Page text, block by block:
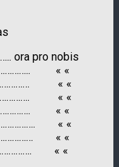
ora pro nobis
« «
« «
« «
« «
« «
« «
« «